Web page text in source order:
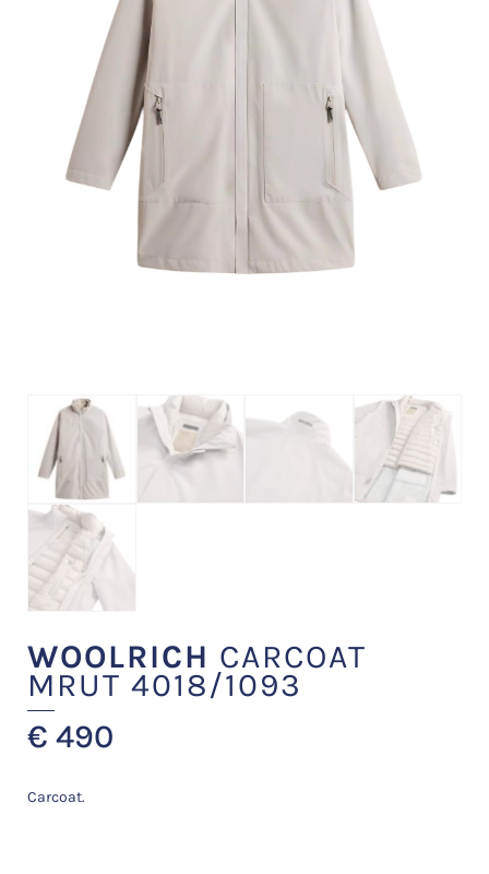
WOOLRICH CARCOAT
MRUT 4018/1093
€ 490
Carcoat.